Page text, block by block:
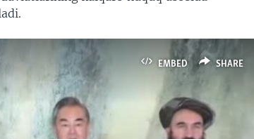
EMBED SHARE